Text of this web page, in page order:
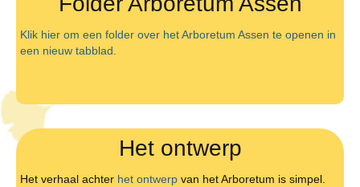
Klik hier om een folder over het Arboretum Assen te openen in
een nieuw tabblad.
Het ontwerp
Het verhaal achter het ontwerp van het Arboretum is simpel.